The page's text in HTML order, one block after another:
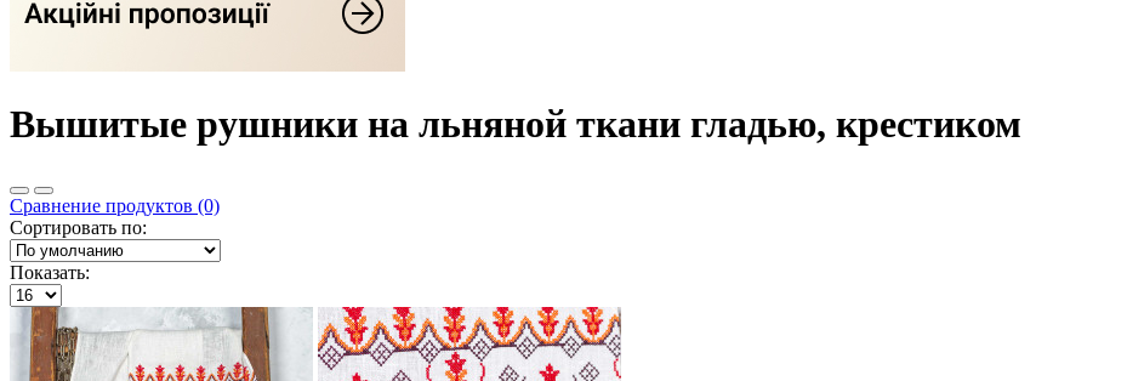
Вышитые рушники на льняной ткани гладью, крестиком
Сравнение продуктов (0)
Сортировать по:
Показать: